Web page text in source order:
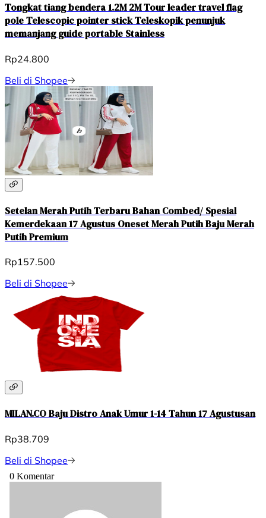
Tongkat tiang bendera 1.2M 2M Tour leader travel flag
pole Telescopic pointer stick Teleskopik penunjuk
memanjang guide portable Stainless
Rp24.800
Beli di Shopee
Setelan Merah Putih Terbaru Bahan Combed/ Spesial
Kemerdekaan 17 Agustus Oneset Merah Putih Baju Merah
Putih Premium
Rp157.500
Beli di Shopee
MILAN.CO Baju Distro Anak Umur 1-14 Tahun 17 Agustusan
Rp38.709
Beli di Shopee